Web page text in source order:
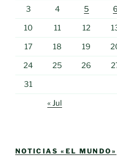
3 4 5 6
10 11 12
17 18 19
24 25 26
31
« Jul
NOTICIAS «EL MUNDO»